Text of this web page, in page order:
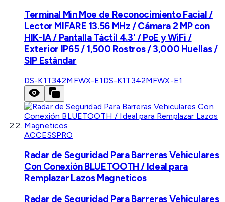
Terminal Min Moe de Reconocimiento Facial /
Lector MIFARE 13.56 MHz / Cámara 2 MP con
HIK-IA / Pantalla Táctil 4.3' / PoE y WiFi /
Exterior IP65 / 1,500 Rostros / 3,000 Huellas /
SIP Estándar
DS-K1T342MFWX-E1 DS-K1T342MFWX-E1
ACCESSPRO
Radar de Seguridad Para Barreras Vehiculares
Con Conexión BLUETOOTH / Ideal para
Remplazar Lazos Magneticos
Radar de Seguridad Para Barreras Vehiculares